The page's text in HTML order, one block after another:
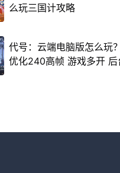
么玩三国计攻略
代号：云端电脑版怎么玩
优化240高帧 游戏多开 后